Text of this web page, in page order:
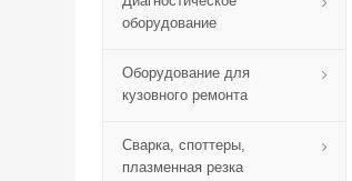
оборудование
Оборудование для
кузовного ремонта
Сварка, споттеры,
плазменная резка